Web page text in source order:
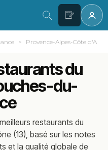
Provence-Alpes-Côte d'Azur
du
du-
restaurants du
(13), basé sur les notes
et la qualité globale de